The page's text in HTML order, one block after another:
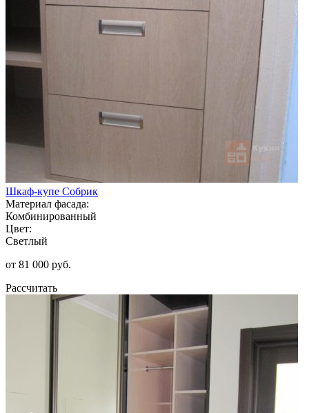
Шкаф-купе Собрик
Материал фасада:
Комбинированный
Цвет:
Светлый
от 81 000 руб.
Рассчитать